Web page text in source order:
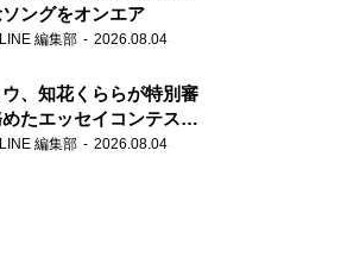
ングをオンエア
編集部 2026.08.04
、知花くららが特別審
たエッセイコンテスト
「#いまあなたに伝え
編集部 2026.08.04